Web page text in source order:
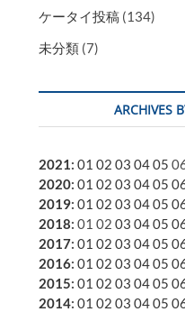
ケータイ投稿 (134)
未分類 (7)
ARCHIVES
2021: 01 02 03 0405
2020: 01 02 03 0405
2019: 01 02 03 0405
2018: 01 02 03 0405
2017: 01 02 03 0405
2016: 01 02 03 0405
2015: 01 02 03 0405
2014: 01 02 03 0405